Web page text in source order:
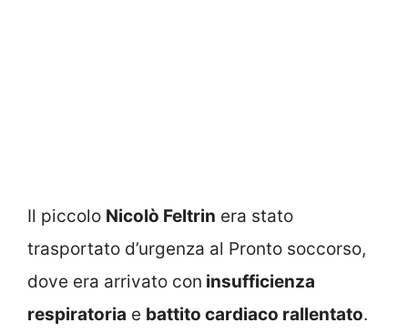
Il piccolo Nicolò Feltrin era stato
trasportato d’urgenza al Pronto soccorso,
dove era arrivato con insufficienza
respiratoria e battito cardiaco rallentato.